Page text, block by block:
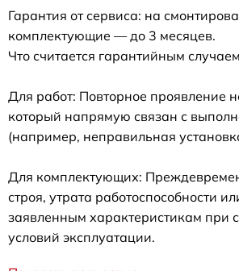
Гарантия от сервиса: на
комплектующие — до 3 месяцев.
Что считается гарантийным
Для работ: Повторное проявление
который напрямую связан с
(например, неправильная
Для комплектующих:
строя, утрата работоспособности
заявленным характеристикам при
условий эксплуатации.